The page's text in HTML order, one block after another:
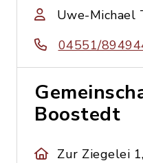
Uwe-Michael
04551/
Boostedt
Zur Ziegelei